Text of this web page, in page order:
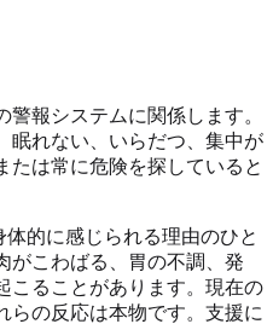
報システムに関係します。
眠れない、いらだつ、集中が
たは常に危険を探していると
的に感じられる理由のひと
がこわばる、胃の不調、発
こることがあります。現在の
らの反応は本物です。支援に